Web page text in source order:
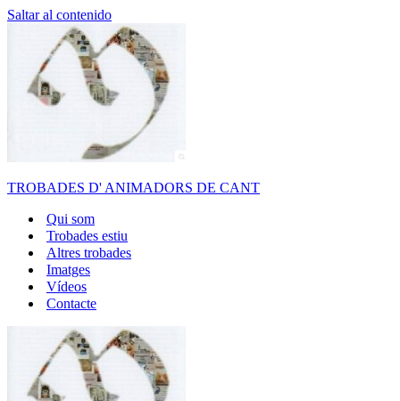
Saltar al contenido
TROBADES D' ANIMADORS DE CANT
Qui som
Trobades estiu
Altres trobades
Imatges
Vídeos
Contacte